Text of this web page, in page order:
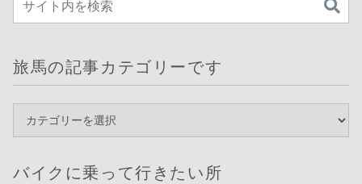
旅馬の記事カテゴリーです
バイクに乗って行きたい所